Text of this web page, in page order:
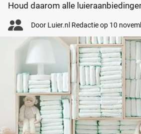
Houd daarom alle
Door Luier.nl Redactieop 10